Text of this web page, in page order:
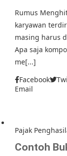
Rumus
karyawan
masing harus
Apa saja
me[...]
Facebook
Email
Pajak
Contoh